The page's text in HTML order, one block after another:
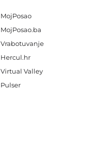
MojPosao
MojPosao.ba
Vrabotuvanje
Hercul.hr
Virtual Valley
Pulser